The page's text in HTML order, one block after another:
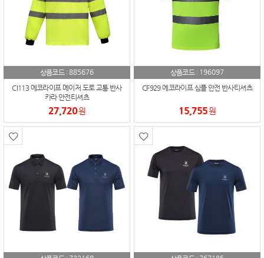
상품코드 :885676
CI113 에코라이프 메이저 도로 교통 반사
카라 안전티셔츠
27,720원
상품코드 : 196097
CF929 에코라이프 심플 안전 반사티셔츠
15,755원